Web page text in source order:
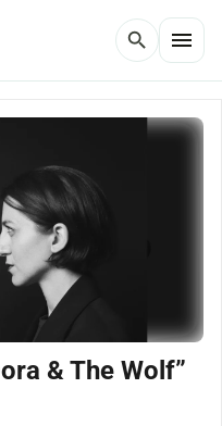
search menu
& The Wolf”